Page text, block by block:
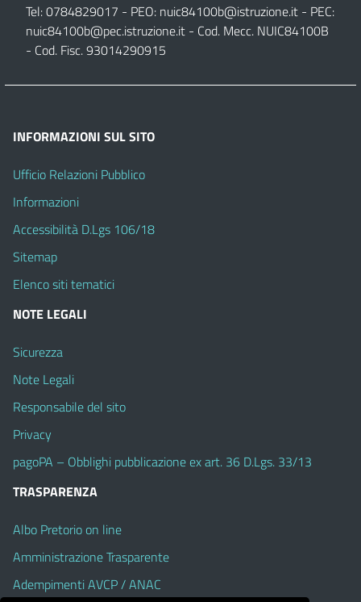
Tel: 0784829017 - PEO: nuic84100b@istruzione.it - PEC:
nuic84100b@pec.istruzione.it - Cod. Mecc. NUIC84100B
- Cod. Fisc. 93014290915
INFORMAZIONI SUL SITO
Ufficio Relazioni Pubblico
Informazioni
Accessibilità D.Lgs 106/18
Sitemap
Elenco siti tematici
NOTE LEGALI
Sicurezza
Note Legali
Responsabile del sito
Privacy
pagoPA – Obblighi pubblicazione ex art. 36 D.Lgs. 33/13
TRASPARENZA
Albo Pretorio on line
Amministrazione Trasparente
Adempimenti AVCP / ANAC